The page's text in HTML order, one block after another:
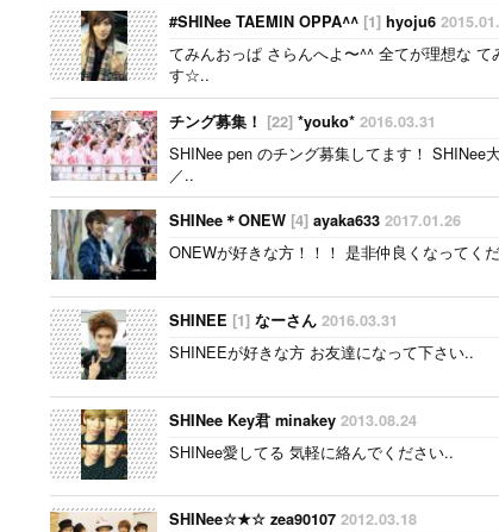
#SHINee TAEMIN OPPA^^ [1] hyoju6
てみんおっぱ さらんへよ〜^^ 全てが理想な
す☆..
チング募集！ [22] *youko* 2016.03.31
SHINee pen のチング募集してます！ SHINee
／..
SHINee＊ONEW [4] ayaka633 2017.01.26
ONEWが好きな方！！！ 是非仲良くなって
SHINEE [1] なーさん 2016.03.31
SHINEEが好きな方 お友達になって下さい..
SHINee Key君 minakey 2013.08.24
SHINee愛してる 気軽に絡んでください..
SHINee☆★☆ zea90107 2012.03.18